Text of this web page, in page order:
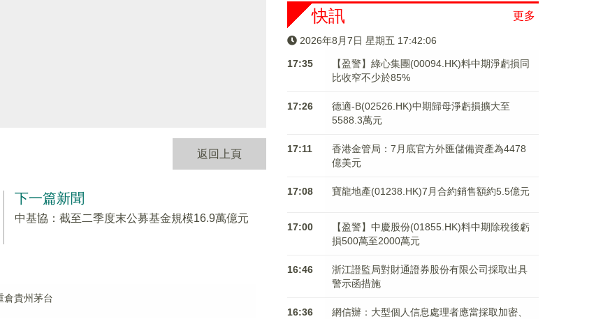
返回上頁
下一篇新聞
中基協：截至二季度末公募基金規模16.9萬億元
倉貴州茅台
更多
快訊
2026年8月7日 星期五 17:42:07
17:35
【盈警】綠心集團(00094.HK)料中期淨虧損同
比收窄不少於85%
17:26
德適-B(02526.HK)中期歸母淨虧損擴大至
5588.3萬元
17:11
香港金管局：7月底官方外匯儲備資產為4478
億美元
17:08 寶龍地產(01238.HK)7月合約銷售額約5.5億元
17:00
【盈警】中慶股份(01855.HK)料中期除稅後虧
損500萬至2000萬元
16:46
浙江證監局對財通證券股份有限公司採取出具
警示函措施
16:36
網信辦：大型個人信息處理者應當採取加密、